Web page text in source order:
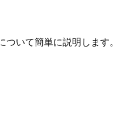
ついて簡単に説明しま